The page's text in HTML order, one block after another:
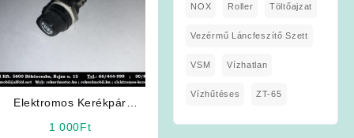
Elektromos Kerékpár
1 000Ft
NOX Roller Töltőajzat
Vezérmű Láncfeszítő Szett
VSM Vízhatlan
Vízhűtéses ZT-65